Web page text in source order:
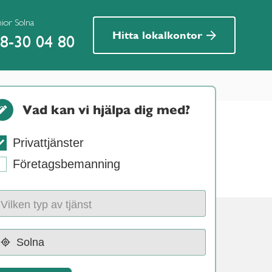
Solna
30 04 80 Hitta lokalkontor
Vad kan vi hjälpa dig med?
Privattjänster
Företagsbemanning